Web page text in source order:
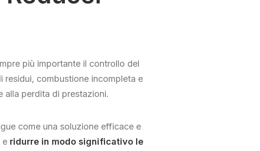
più importante il controllo del
residui, combustione incompleta e
alla perdita di prestazioni.
come una soluzione efficace e
e ridurre in modo significativo le